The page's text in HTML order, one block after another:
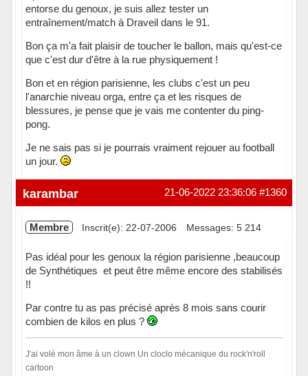
entorse du genoux, je suis allez tester un
entraînement/match à Draveil dans le 91.
Bon ça m'a fait plaisir de toucher le ballon, mais qu'est-ce
que c'est dur d'être à la rue physiquement !
Bon et en région parisienne, les clubs c'est un peu
l'anarchie niveau orga, entre ça et les risques de
blessures, je pense que je vais me contenter du ping-
pong.
Je ne sais pas si je pourrais vraiment rejouer au football
un jour.
#1360
21-06-2022 23:36:06
karambar
Membre Inscrit(e): 22-07-2006 Messages: 5 214
Pas idéal pour les genoux la région parisienne ,beaucoup
de Synthétiques et peut être même encore des stabilisés
!!
Par contre tu as pas précisé après 8 mois sans courir
combien de kilos en plus ?
J'ai volé mon âme à un clown Un cloclo mécanique du rock'n'roll
cartoon